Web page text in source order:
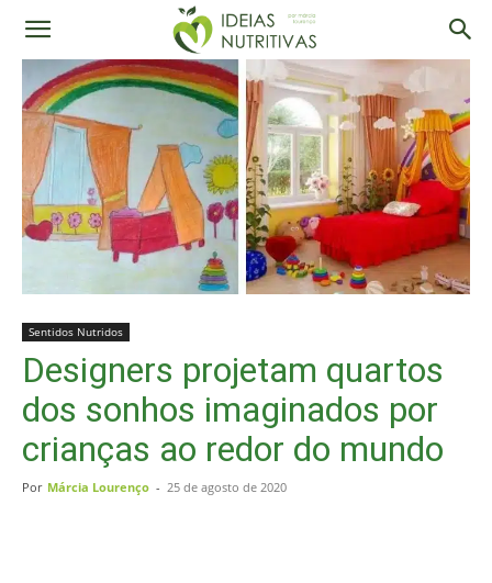
Sentidos Nutridos
Designers projetam quartos
dos sonhos imaginados por
crianças ao redor do mundo
Por Márcia Lourenço - 25 de agosto de 2020